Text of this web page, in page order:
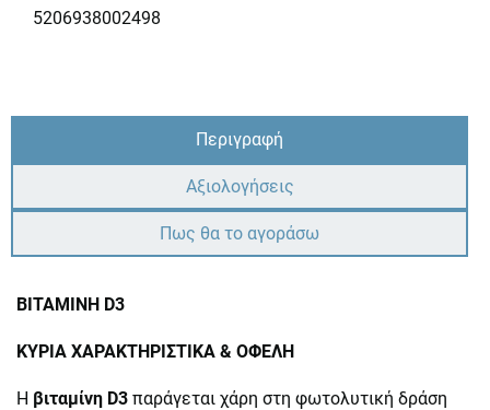
5206938002498
Περιγραφή
Αξιολογήσεις
Πως θα το αγοράσω
ΒΙΤΑΜΙΝΗ D3
ΚΥΡΙΑ ΧΑΡΑΚΤΗΡΙΣΤΙΚΑ & ΟΦΕΛΗ
Η βιταμίνη D3 παράγεται χάρη στη φωτολυτική δράση